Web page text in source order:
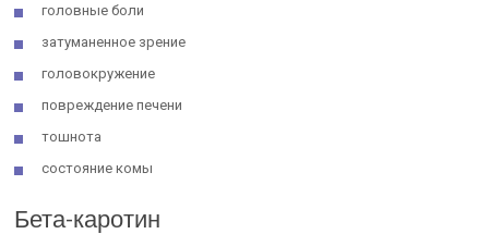
головные боли
затуманенное зрение
головокружение
повреждение печени
тошнота
состояние комы
Бета-каротин